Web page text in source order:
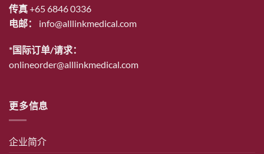
传真+65 6846 0336
电邮： info@alllinkmedical.com
*国际订单/请求：
onlineorder@alllinkmedical.com
更多信息
企业简介